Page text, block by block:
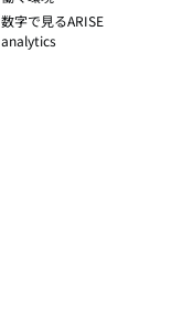
数字で見るARISE
analytics